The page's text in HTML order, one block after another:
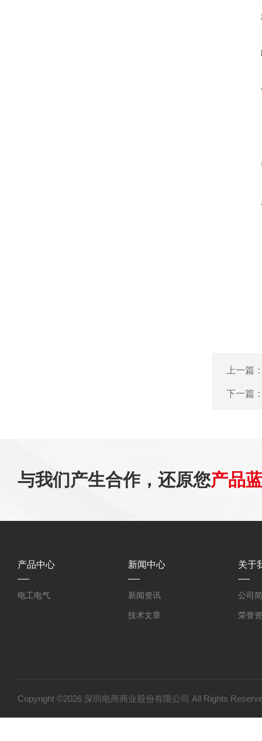
上一篇
下一篇
与我们产生合作，还原您产品
产品中心
电工电气
新闻中心
新闻资讯
技术文章
关于
公司
荣誉
Copyright ©2026 深圳电商商业股份有限公司 All Rights